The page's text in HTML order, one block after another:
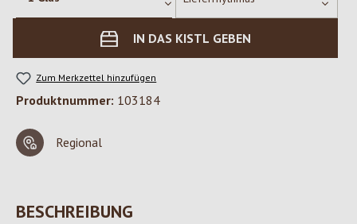
IN DAS KISTL GEBEN
Zum Merkzettel hinzufügen
Produktnummer: 103184
Regional
BESCHREIBUNG